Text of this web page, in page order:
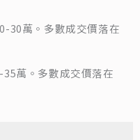
30萬。多數成交價落在
萬。多數成交價落在